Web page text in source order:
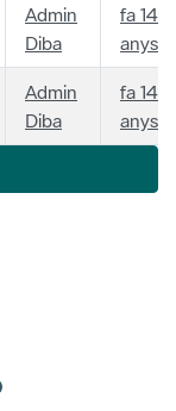
Admin
Diba
fa 14
anys
Admin
Diba
fa 14
anys